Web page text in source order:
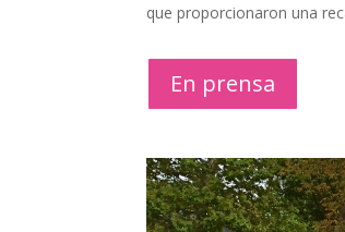
que proporcionaron una
En prensa